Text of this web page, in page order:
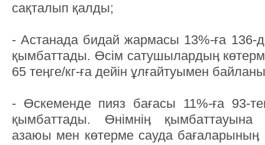
сақталып қалды;
- Астанада бидай жармасы 13%-ға 136-
қымбаттады. Өсім сатушылардыӊ
65 теӊге/кг-ға дейін ұлғайтуымен
- Өскеменде пияз бағасы 11%-ға 93-
қымбаттады. Өнімніӊ қымбаттауына
азаюы мен көтерме сауда бағаларыныӊ